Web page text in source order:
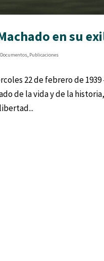
en su
Documentos Publicaciones
22 de febrero de
de la vida y de la